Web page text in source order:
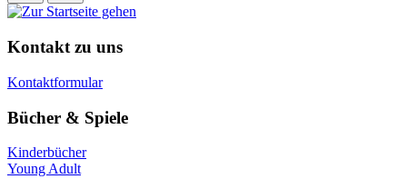
Kontakt zu uns
Kontaktformular
Bücher & Spiele
Kinderbücher
Young Adult